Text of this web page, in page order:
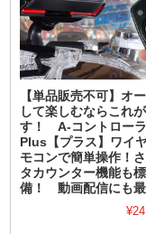
【単品販売不可】オ
して楽しむならこれ
す！ A-コントロー
Plus【プラス】ワイ
モコンで簡単操作！
タカウンター機能も
備！ 動画配信にも最